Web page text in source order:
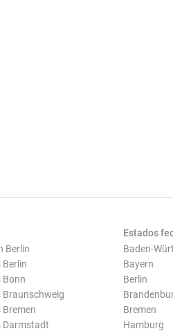
Berlin
Bonn
Darmstadt
Estados
Baden-
Bayern
Berlin
Bremen
Hamburg